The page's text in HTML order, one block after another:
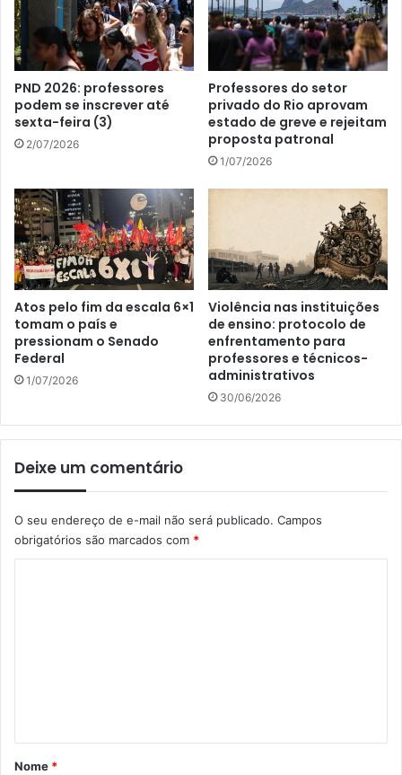
PND 2026: professores
podem se inscrever até
sexta-feira (3)
2/07/2026
Professores do setor
privado do Rio aprovam
estado de greve e rejeitam
proposta patronal
1/07/2026
Atos pelo fim da escala 6×1
tomam o país e
pressionam o Senado
Federal
1/07/2026
Violência nas instituições
de ensino: protocolo de
enfrentamento para
professores e técnicos-
administrativos
30/06/2026
Deixe um comentário
O seu endereço de e-mail não será publicado. Campos
obrigatórios são marcados com *
rNome *